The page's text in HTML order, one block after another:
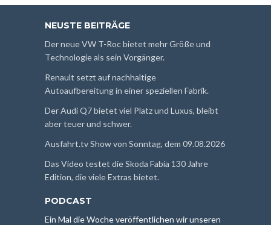
NEUSTE BEITRÄGE
Der neue VW T-Roc bietet mehr Größe und
Technologie als sein Vorgänger.
Renault setzt auf nachhaltige
Autoaufbereitung in einer speziellen Fabrik.
Der Audi Q7 bietet viel Platz und Luxus, bleibt
aber teuer und schwer.
Ausfahrt.tv Show von Sonntag, dem 09.08.2026
Das Video testet die Skoda Fabia 130 Jahre
Edition, die viele Extras bietet.
PODCAST
Ein Mal die Woche veröffentlichen wir unseren